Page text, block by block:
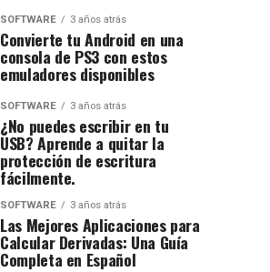
SOFTWARE 3 años atrás
Convierte tu Android en una
consola de PS3 con estos
emuladores disponibles
SOFTWARE 3 años atrás
¿No puedes escribir en tu
USB? Aprende a quitar la
protección de escritura
fácilmente.
SOFTWARE 3 años atrás
Las Mejores Aplicaciones para
Calcular Derivadas: Una Guía
Completa en Español